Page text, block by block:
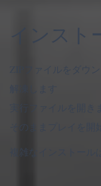
インス
ZIPファイルをダウ
実行ファイルを開き
そのままプレイを開
複雑なインストール